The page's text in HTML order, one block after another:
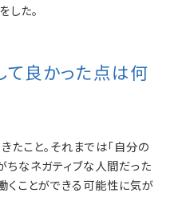
した。
良かった点は何
たこと。それまでは「自分の
ちなネガティブな人間だった
くことができる可能性に気が